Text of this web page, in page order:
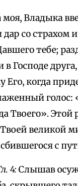
Владыка
со страхом
тебе;
Господе
Его, когда
голос:
Твоего». Этой
великой
с
4:Слышав